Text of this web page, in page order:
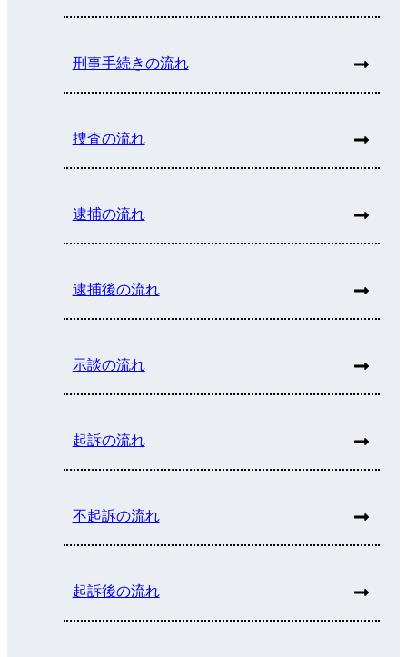
刑事手続きの流れ
捜査の流れ
逮捕の流れ
逮捕後の流れ
示談の流れ
起訴の流れ
不起訴の流れ
起訴後の流れ